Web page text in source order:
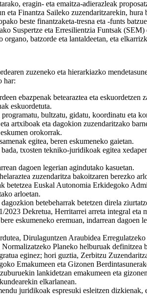
eragin- eta emaitza-adierazleak
eta Finantza Saileko zuzendaritzarekin,
beste finantzaketa-tresna eta -funts
Suspertze eta Erresilientzia Funtsak
batzorde eta lantaldeetan, eta
zuzeneko eta hierarkiazko
har:
ebazpenak betearaztea eta eskuordetzen
eskuordetuta.
bultzatu, gidatu, koordinatu eta
artxiboak eta dagokion zuzendaritzako
orokorrak.
egitea, beren eskumeneko gaietan.
txosten tekniko-juridikoak egitea
dagoen legerian agindutako kasuetan.
zuzendaritza bakoitzaren berezko
betetzea Euskal Autonomia Erkidegoko
arloetan.
betebeharrak betetzen direla
2023 Dekretua, Herritarrei arreta integral
eskumeneko eremuan, indarrean
Dirulaguntzen Araubidea
Planeko helburuak
eginez; hori guztia, Zerbitzu
Emakumeen eta Gizonen
lankidetzan emakumeen eta
elkarlanean.
juridikoak espresuki esleitzen